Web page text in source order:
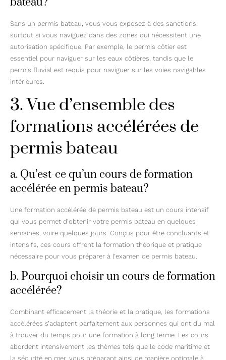
Sans un permis bateau, vous vous exposez à des sanctions,
surtout si vous naviguez dans des zones qui nécessitent une
autorisation spécifique. Par exemple, le permis côtier est
essentiel pour naviguer sur les eaux côtières, tandis que le
permis fluvial est requis pour naviguer sur les voies navigables
intérieures.
3. Vue d’ensemble des
formations accélérées de
permis bateau
a. Qu’est-ce qu’un cours de formation
accélérée en permis bateau?
Une formation accélérée de permis bateau est un cours intensif
qui vous permet d’obtenir votre permis bateau en quelques
semaines, voire quelques jours. Conçus pour être concluants et
intensifs, ces cours offrent la formation théorique et pratique
nécessaire pour vous préparer à l’examen de permis bateau.
b. Pourquoi choisir un cours de formation
accélérée?
Combinant efficacement la théorie et la pratique, les formations
accélérées s’adaptent parfaitement aux personnes qui ont du mal
à trouver du temps pour une formation à long terme. Les cours
abordent intensivement les thèmes tels que le code maritime et
la sécurité en mer, vous préparant ainsi de manière optimale à